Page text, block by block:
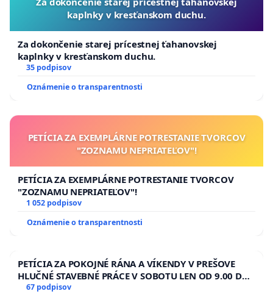
kaplnky v kresťanskom duchu.
Za dokončenie starej prícestnej ťahanovskej
kaplnky v kresťanskom duchu.
35 podpisov
Oznámenie o transparentnosti
PETÍCIA ZA EXEMPLÁRNE POTRESTANIE TVORCOV
"ZOZNAMU NEPRIATEĽOV"!
PETÍCIA ZA EXEMPLÁRNE POTRESTANIE TVORCOV
"ZOZNAMU NEPRIATEĽOV"!
1 052 podpisov
Oznámenie o transparentnosti
PETÍCIA ZA POKOJNÉ RÁNA A VÍKENDY V PREŠOVE
HLUČNÉ STAVEBNÉ PRÁCE V SOBOTU LEN OD 9.00 DO
13.00 HOD., CEZ PRACOVNÝ TÝŽDEŇ CIEĽ 8.00 – 18.00
67 podpisov